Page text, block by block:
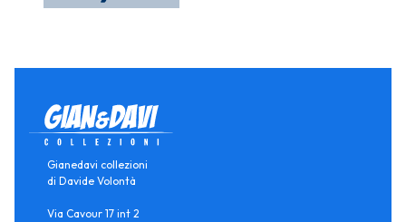
Gianedavi collezioni
di Davide Volontà
Via Cavour 17 int 2